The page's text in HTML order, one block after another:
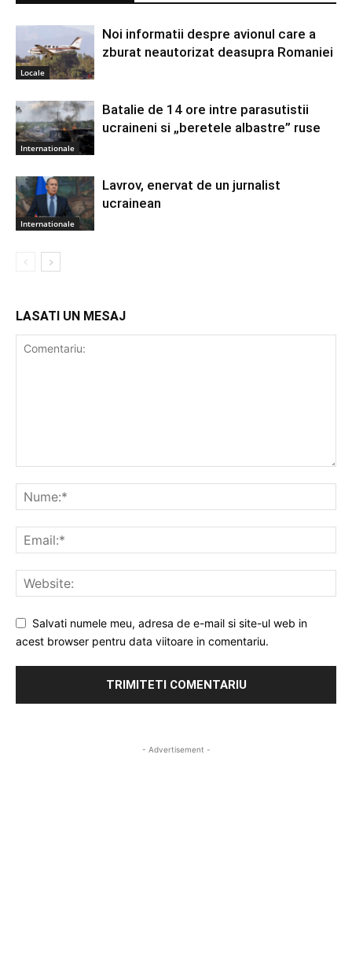
Locale
Noi informatii despre avionul care a
zburat neautorizat deasupra Romaniei
Internationale
Batalie de 14 ore intre parasutistii
ucraineni si „beretele albastre” ruse
Internationale
Lavrov, enervat de un jurnalist
ucrainean
LASATI UN MESAJ
Salvati numele meu, adresa de e-mail si site-ul web in
acest browser pentru data viitoare in comentariu.
- Advertisement -